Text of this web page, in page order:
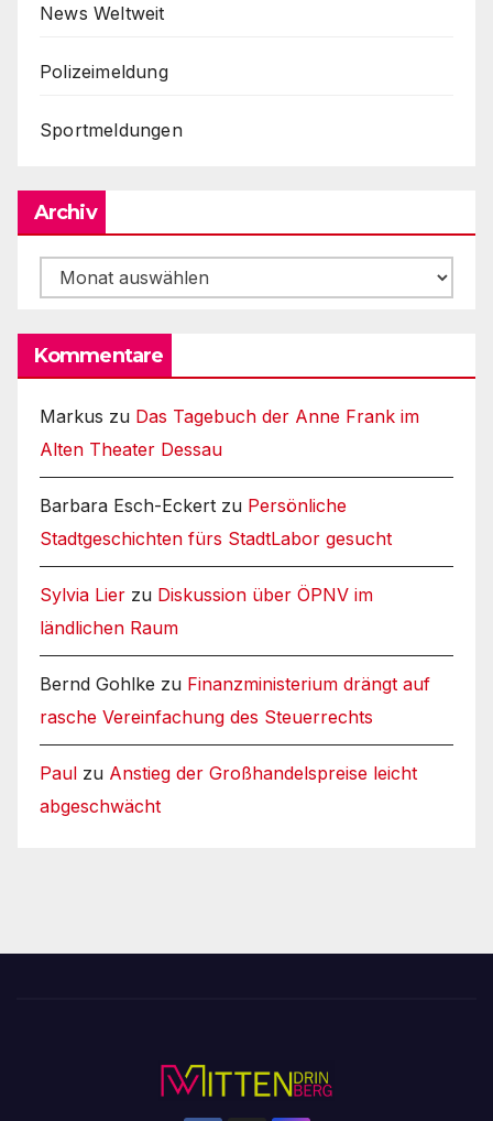
News Weltweit
Polizeimeldung
Sportmeldungen
Archiv
Archiv
Kommentare
Markus zu Das Tagebuch der Anne Frank im
Alten Theater Dessau
Barbara Esch-Eckert zu Persönliche
Stadtgeschichten fürs StadtLabor gesucht
Sylvia Lier zu Diskussion über ÖPNV im
ländlichen Raum
Bernd Gohlke zu Finanzministerium drängt auf
rasche Vereinfachung des Steuerrechts
Paul zu Anstieg der Großhandelspreise leicht
abgeschwächt